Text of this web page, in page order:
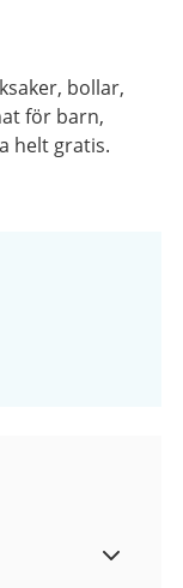
bollar,
för barn,
helt gratis.